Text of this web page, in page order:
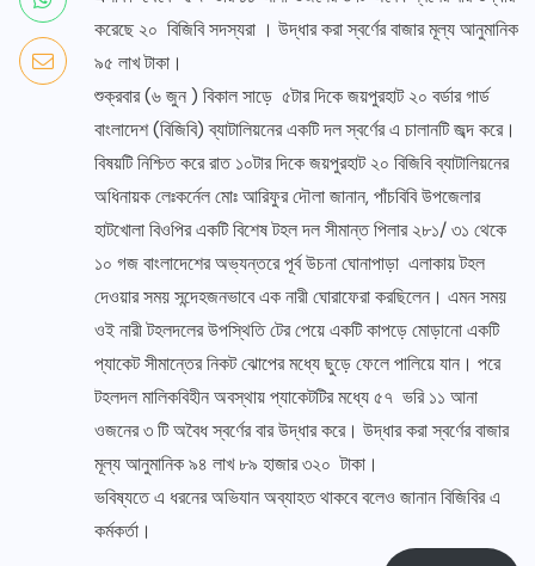
করেছে ২০ বিজিবি সদস্যরা । উদ্ধার করা স্বর্ণের বাজার মূল্য আনুমানিক
৯৫ লাখ টাকা।
শুক্রবার (৬ জুন ) বিকাল সাড়ে ৫টার দিকে জয়পুরহাট ২০ বর্ডার গার্ড
বাংলাদেশ (বিজিবি) ব্যাটালিয়নের একটি দল স্বর্ণের এ চালানটি জব্দ করে।
বিষয়টি নিশ্চিত করে রাত ১০টার দিকে জয়পুরহাট ২০ বিজিবি ব্যাটালিয়নের
অধিনায়ক লেঃকর্নেল মোঃ আরিফুর দৌলা জানান, পাঁচবিবি উপজেলার
হাটখোলা বিওপির একটি বিশেষ টহল দল সীমান্ত পিলার ২৮১/ ৩১ থেকে
১০ গজ বাংলাদেশের অভ্যন্তরে পূর্ব উচনা ঘোনাপাড়া এলাকায় টহল
দেওয়ার সময় সন্দেহজনভাবে এক নারী ঘোরাফেরা করছিলেন। এমন সময়
ওই নারী টহলদলের উপস্থিতি টের পেয়ে একটি কাপড়ে মোড়ানো একটি
প্যাকেট সীমান্তের নিকট ঝোপের মধ্যে ছুড়ে ফেলে পালিয়ে যান। পরে
টহলদল মালিকবিহীন অবস্থায় প্যাকেটটির মধ্যে ৫৭ ভরি ১১ আনা
ওজনের ৩ টি অবৈধ স্বর্ণের বার উদ্ধার করে। উদ্ধার করা স্বর্ণের বাজার
মূল্য আনুমানিক ৯৪ লাখ ৮৯ হাজার ৩২০ টাকা।
ভবিষ্যতে এ ধরনের অভিযান অব্যাহত থাকবে বলেও জানান বিজিবির এ
কর্মকর্তা।